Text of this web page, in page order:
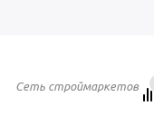
Сеть строймаркетов